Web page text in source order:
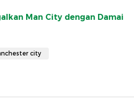
Man City dengan Damai
city